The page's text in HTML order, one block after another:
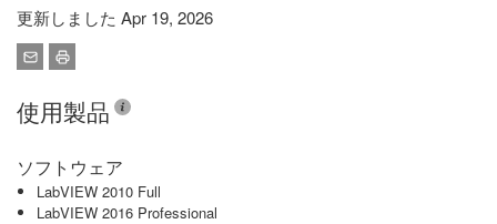
更新しました Apr 19, 2026
使用製品
ソフトウェア
LabVIEW 2010 Full
LabVIEW 2016 Professional